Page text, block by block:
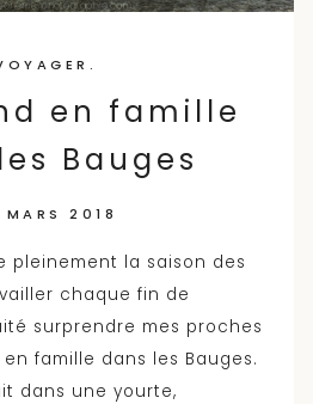
en famille
Bauges
2018
pleinement la saison des
chaque fin de
surprendre mes proches
famille dans les Bauges.
dans une yourte,